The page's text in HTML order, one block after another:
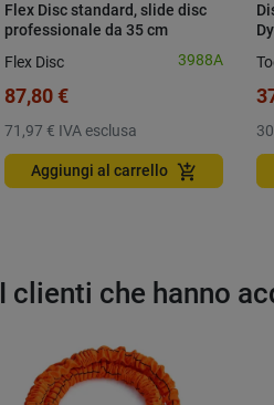
Flex Disc standard, slide disc
professionale da 35 cm
Flex Disc 3988A
87,80 €
71,97 € IVA esclusa
Aggiungi al carrello add_shopping_cart
I clienti che hanno